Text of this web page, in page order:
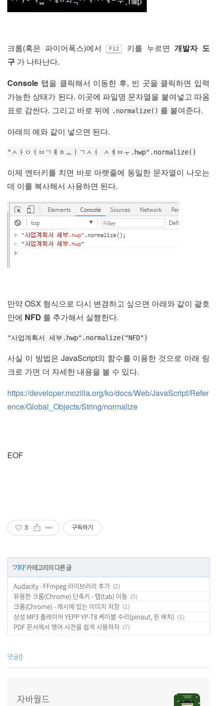
크롬(혹은 파이어폭스)에서 F12 키를 누르면 개발자 도
구 가 나타난다.
Console 탭을 클릭해서 이동한 후, 빈 곳을 클릭하면 입력
가능한 상태가 된다. 이곳에 파일명 문자열을 붙여넣고 따옴
표로 감싼다. 그리고 바로 뒤에 .normalize() 를 붙여준다.
아래의 예와 같이 넣으면 된다.
"ㅅㅏㅇㅓㅂㄱㅖㅎㅗㅣㄱㅅㅓ ㅅㅔㅂㅜ.hwp".normalize()
이제 엔터키를 치면 바로 아랫줄에 동일한 문자열이 나오는
데 이를 복사해서 사용하면 된다.
만약 OSX 형식으로 다시 변경하고 싶으면 아래와 같이 괄호
안에 NFD 를 추가해서 실행한다.
"사업계획서 세부.hwp".normalize("NFD")
사실 이 방법은 JavaScript의 함수를 이용한 것으로 아래 링
크로 가면 더 자세한 내용을 볼 수 있다.
https://developer.mozilla.org/ko/docs/Web/JavaScript/Refer
ence/Global_Objects/String/normalize
EOF
3 구독하기
'기타' 카테고리의 다른 글
Audacity - FFmpeg 라이브러리 추가 (2)
유용한 크롬(Chrome) 단축키 - 탭(tab) 이동 (5)
크롬(Chrome) - 캐시에 있는 이미지 저장 (1)
삼성 MP3 플레이어 YEPP YP-T8 케이블 수리(pinout, 핀 배치) (1)
PDF 문서에서 영어 사전을 쉽게 사용하자 (7)
댓글()
자바월드